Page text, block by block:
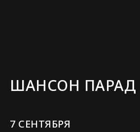
ШАНСОН ПАРАД
7 СЕНТЯБРЯ